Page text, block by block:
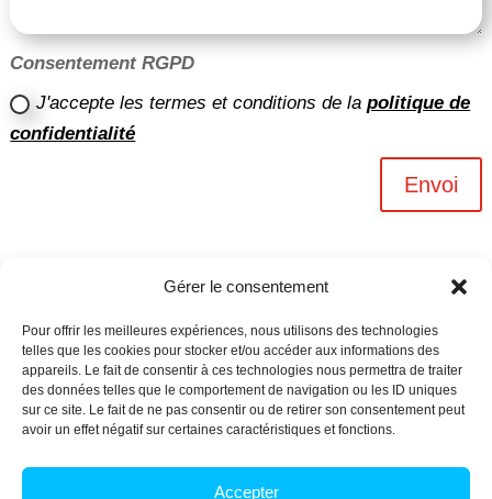
Gérer le consentement
Pour offrir les meilleures expériences, nous utilisons des technologies
telles que les cookies pour stocker et/ou accéder aux informations des
appareils. Le fait de consentir à ces technologies nous permettra de traiter
des données telles que le comportement de navigation ou les ID uniques
sur ce site. Le fait de ne pas consentir ou de retirer son consentement peut
avoir un effet négatif sur certaines caractéristiques et fonctions.
Accepter
Consentement RGPD
J'accepte les termes et conditions de lapolitique de
confidentialité
Envoi
Archives n-6